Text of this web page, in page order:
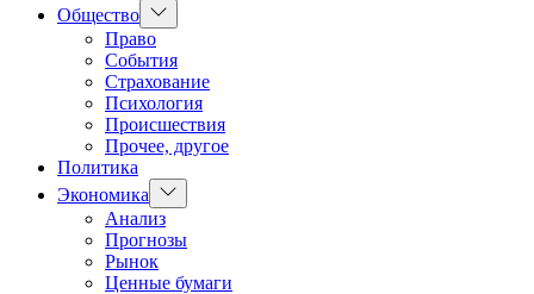
Общество Показать
подменю
Право
События
Страхование
Психология
Происшествия
Прочее, другое
Политика
Экономика
Показать
подменю
Анализ
Прогнозы
Рынок
Ценные бумаги